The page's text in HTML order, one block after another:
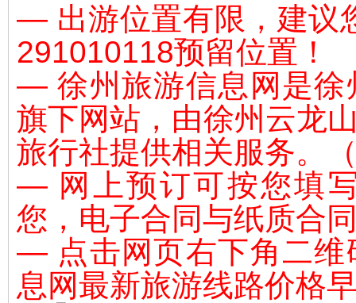
— 出游位置有限，建议
291010118预留位置！
— 徐州旅游信息网是徐
旗下网站，由徐州云龙
旅行社提供相关服务。
— 网上预订可按您填
您，电子合同与纸质合
— 点击网页右下角二
息网最新旅游线路价格